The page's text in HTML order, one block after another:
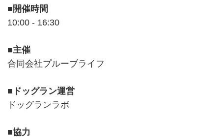
■開催時間
10:00 - 16:30
■主催
合同会社プルーブライフ
■ドッグラン運営
ドッグランラボ
■協力